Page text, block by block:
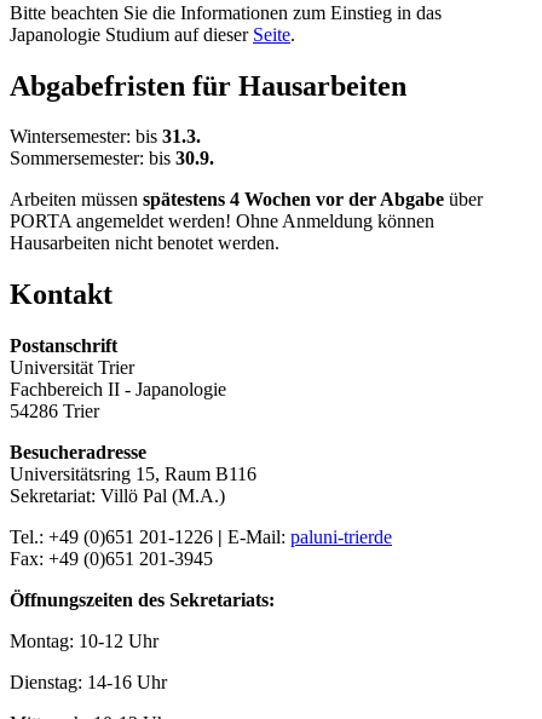
Bitte beachten Sie die Informationen zum Einstieg in das
Japanologie Studium auf dieser Seite.
Abgabefristen für Hausarbeiten
Wintersemester: bis 31.3.
Sommersemester: bis 30.9.
Arbeiten müssen spätestens 4 Wochen vor der Abgabe über
PORTA angemeldet werden! Ohne Anmeldung können
Hausarbeiten nicht benotet werden.
Kontakt
Postanschrift
Universität Trier
Fachbereich II - Japanologie
54286 Trier
Besucheradresse
Universitätsring 15, Raum B116
Sekretariat: Villö Pal (M.A.)
Tel.: +49 (0)651 201-1226 | E-Mail: paluni-trierde
Fax: +49 (0)651 201-3945
Öffnungszeiten des Sekretariats:
Montag: 10-12 Uhr
Dienstag: 14-16 Uhr